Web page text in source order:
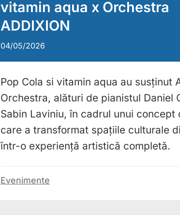
vitamin aqua x Orchestra
ADDIXION
04/05/2026
Pop Cola si vitamin aqua au susținut
Orchestra, alături de pianistul Daniel
Sabin Laviniu, în cadrul unui concept
care a transformat spațiile culturale
într-o experiență artistică completă.
Evenimente